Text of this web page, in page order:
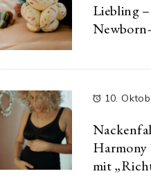
Liebling
10.
Harmony
mit